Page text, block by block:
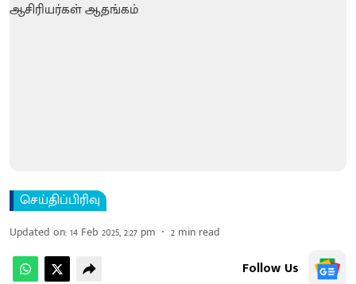
செய்திப்பிரிவு
Updated on:14 Feb 2025, 2:27 pm 2 min read
Follow Us